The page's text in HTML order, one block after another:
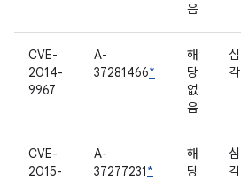
음
CVE-
2014-
9967
A-
37281466*
해
당
없
음
심
각
CVE-
2015-
A-
37277231*
해
당
심
각